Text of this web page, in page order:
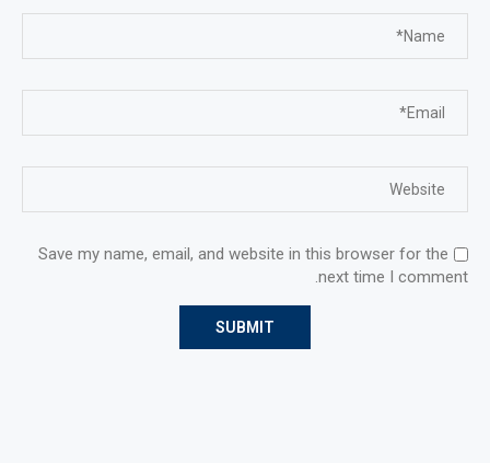
Save my name, email, and website in this browser for the
next time I comment.